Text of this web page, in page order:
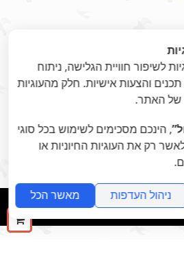
לתאורת לד
/ שעון שבת
היופי בתאורת לד -
נוי לעיצוב הבית / משרד
לשיפור חוויית הגלישה, ניתוח
והצעות אישיות. חלק מהעוגיות
של האתר.
, הינכם מסכימים לשימוש בכל סוגי
רק את העוגיות החיוניות או
ניהול העדפות מאשר הכל